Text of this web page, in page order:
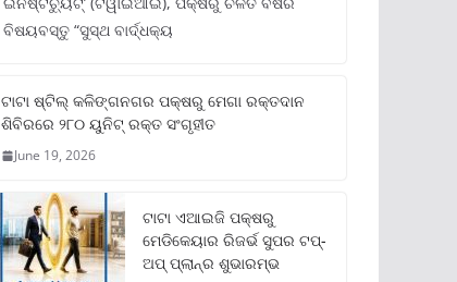
ବିଷୟବସ୍ତୁ “ସୁସ୍ଥ ବାର୍ଦ୍ଧକ୍ୟ
ଟାଟା ଷ୍ଟିଲ୍‌ କଳିଙ୍ଗନଗର ପକ୍ଷରୁ ମେଗା ରକ୍ତଦାନ
ଶିବିରରେ ୨୮୦ ୟୁନିଟ୍‌ ରକ୍ତ ସଂଗୃହୀତ
June 19, 2026
ଟାଟା ଏଆଇଜି ପକ୍ଷରୁ
ମେଡିକେୟାର ରିଜର୍ଭ ସୁପର ଟପ୍‌-
ଅପ୍ ପ୍ଲାନ୍‌ର ଶୁଭାରମ୍ଭ